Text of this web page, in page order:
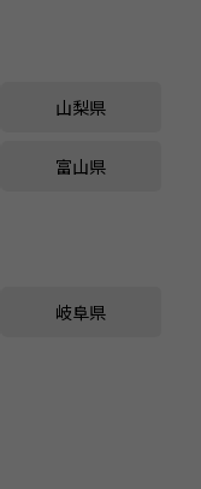
山梨県
富山県
岐阜県